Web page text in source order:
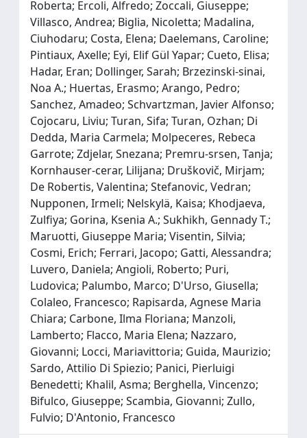
Roberta; Ercoli, Alfredo; Zoccali, Giuseppe;
Villasco, Andrea; Biglia, Nicoletta; Madalina,
Ciuhodaru; Costa, Elena; Daelemans, Caroline;
Pintiaux, Axelle; Eyi, Elif Gül Yapar; Cueto, Elisa;
Hadar, Eran; Dollinger, Sarah; Brzezinski‐sinai,
Noa A.; Huertas, Erasmo; Arango, Pedro;
Sanchez, Amadeo; Schvartzman, Javier Alfonso;
Cojocaru, Liviu; Turan, Sifa; Turan, Ozhan; Di
Dedda, Maria Carmela; Molpeceres, Rebeca
Garrote; Zdjelar, Snezana; Premru‐srsen, Tanja;
Kornhauser‐cerar, Lilijana; Druškovič, Mirjam;
De Robertis, Valentina; Stefanovic, Vedran;
Nupponen, Irmeli; Nelskylä, Kaisa; Khodjaeva,
Zulfiya; Gorina, Ksenia A.; Sukhikh, Gennady T.;
Maruotti, Giuseppe Maria; Visentin, Silvia;
Cosmi, Erich; Ferrari, Jacopo; Gatti, Alessandra;
Luvero, Daniela; Angioli, Roberto; Puri,
Ludovica; Palumbo, Marco; D'Urso, Giusella;
Colaleo, Francesco; Rapisarda, Agnese Maria
Chiara; Carbone, Ilma Floriana; Manzoli,
Lamberto; Flacco, Maria Elena; Nazzaro,
Giovanni; Locci, Mariavittoria; Guida, Maurizio;
Sardo, Attilio Di Spiezio; Panici, Pierluigi
Benedetti; Khalil, Asma; Berghella, Vincenzo;
Bifulco, Giuseppe; Scambia, Giovanni; Zullo,
Fulvio; D'Antonio, Francesco